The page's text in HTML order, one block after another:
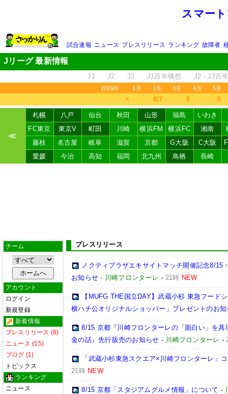
スマー
試合速報 ニュース プレスリリース ランキング 故障者
Jリーグ 最新情報
J1 J2 J3 J1百年構想 J2・J3百
2026年 1月 2月 3月 4月 5月
＜ 8/7 8 9
≪
札幌 八戸 仙台 秋田 山形 福島
いわき
FC東京
東京V 町田 川崎 横浜FM 横浜FC 湘南
藤枝
名古屋 岐阜 滋賀 京都 G大阪 C大阪
愛媛
今治 高知 福岡 北九州 鳥栖 長崎
チーム
アカウント
ログイン
新規登録
新着情報
プレスリリース (8)
ニュース (15)
ブログ (1)
トピックス
ランキング
ニュース
プレスリリース
ノクティプラザエキサイトマッチ開催記念8/
お知らせ - 川崎フロンターレ - 21時 NEW
【MUFG THE国立DAY】武蔵小杉 東急フード
横ハチ公オリジナルショッパー」プレゼントのお知
8/15 京都『川崎フロンターレの「面白い」を
金の話』先行販売のお知らせ - 川崎フロンターレ -
「武蔵小杉東急スクエア×川崎フロンターレ」
21時 NEW
8/15 京都「スタジアムグルメ情報」について -